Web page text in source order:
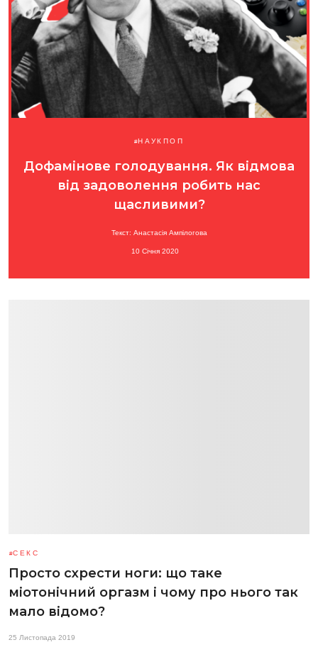
НАУКПОП
Дофамінове голодування. Як відмова
від задоволення робить нас
щасливими?
Текст: Анастасія Ампілогова
10 Січня 2020
СЕКС
Просто схрести ноги: що таке
міотонічний оргазм і чому про нього так
мало відомо?
25 Листопада 2019